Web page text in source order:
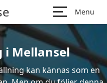
Menu
i Mellansel
kan kännas som en